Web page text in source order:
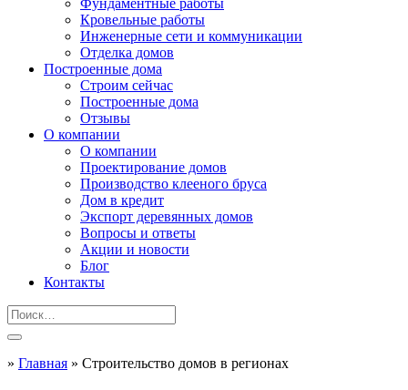
Фундаментные работы
Кровельные работы
Инженерные сети и коммуникации
Отделка домов
Построенные дома
Строим сейчас
Построенные дома
Отзывы
О компании
О компании
Проектирование домов
Производство клееного бруса
Дом в кредит
Экспорт деревянных домов
Вопросы и ответы
Акции и новости
Блог
Контакты
» Главная » Строительство домов в регионах